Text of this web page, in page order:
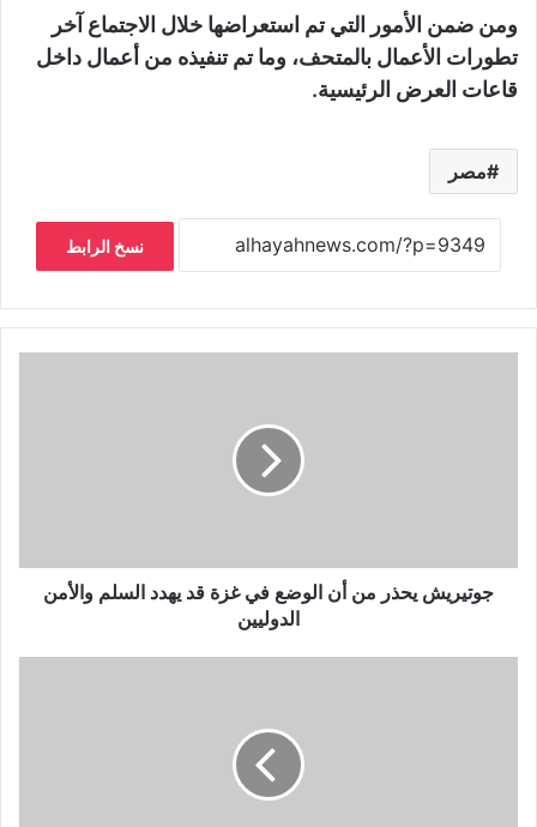
ومن ضمن الأمور التي تم استعراضها خلال الاجتماع آخر
تطورات الأعمال بالمتحف، وما تم تنفيذه من أعمال داخل
قاعات العرض الرئيسية.
مصر
نسخ الرابط
جوتيريش يحذر من أن الوضع في غزة قد يهدد السلم والأمن
الدوليين